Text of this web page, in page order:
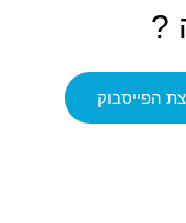
?
הפייסבוק